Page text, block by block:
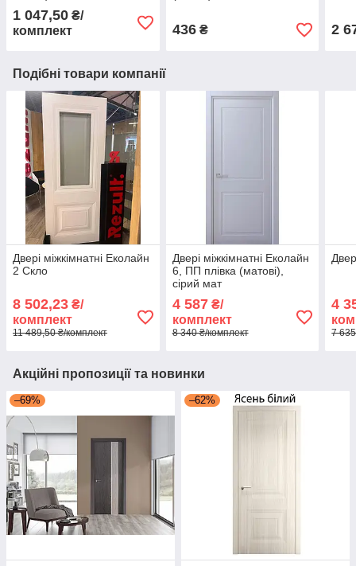
1 047,50 ₴/
комплект
436₴ 2
Подібні товари компанії
Двері міжкімнатні Еколайн
2 Скло
8 502,23 ₴/
комплект
11 489,50 ₴/комплект
Двері міжкімнатні Еколайн
6, ПП плівка (матові),
сірий мат
4 587₴/
комплект
8 340 ₴/комплект
4
7
Акційні пропозиції та новинки
–69% –62%